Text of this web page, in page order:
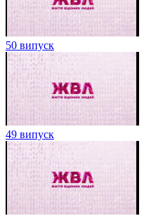
50 випуск
49 випуск